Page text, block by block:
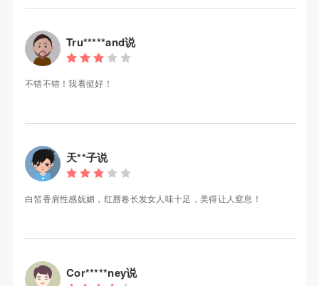
Tru*****and说
不错不错！我看挺好！
天**子说
白皙香肩性感妩媚，红唇卷长发女人味十足，美得让人窒息！
Cor*****ney说